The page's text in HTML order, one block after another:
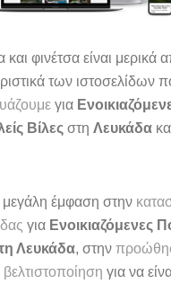
και φινέτσα είναι μερικά
των ιστοσελίδων
για
Βίλες στηΛευκάδα
μεγάλη έμφαση στην
για Ενοικιαζόμενες
Λευκάδα, στην
βελτιστοποίηση για να